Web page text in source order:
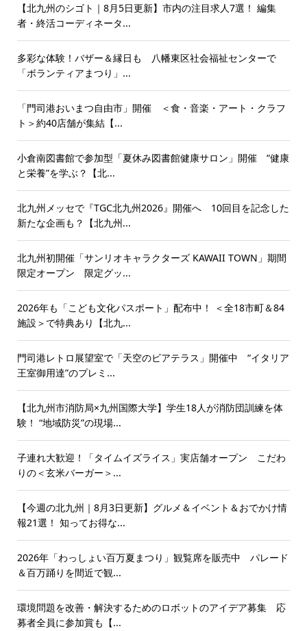
【北九州のシゴト｜8月5日更新】市内の注目求人7選！ 編集
者・終活コーディネータ...
多彩な体験！バザー＆縁日も 八幡東区社会福祉センターで
「ボランティアまつり」...
「門司港おいまつ自由市」開催 ＜食・音楽・アート・クラフ
ト＞約40店舗が集結【...
小倉南図書館で参加型「夏休み図書館健康サロン」開催 “健康
と栄養”を学ぶ？【北...
北九州メッセで『TGC北九州2026』開催へ 10回目を記念した
新たな企画も？【北九州...
北九州初開催「サンリオキャラクターズ KAWAII TOWN」期間
限定オープン 限定グッ...
2026年も「こども文化パスポート」配布中！ ＜全18市町＆84
施設＞で特典あり【北九...
門司港レトロ展望室で「天空のビアテラス」開催中 “イタリア
王室御用達”のプレミ...
【北九州市消防局×九州国際大学】学生18人が消防団訓練を体
験！ “地域防災”の現場...
子連れ大歓迎！「タイムイズライス」実店舗オープン こだわ
りの＜玄米バーガー＞...
【今週の北九州｜8月3日更新】グルメ＆イベント＆おでかけ情
報21選！ 知ってお得な...
2026年「わっしょい百万夏まつり」観覧席を販売中 パレード
＆百万踊りを間近で観...
環境問題を改善・解決するためのロボットのアイデア募集 応
募者全員に参加賞も【...